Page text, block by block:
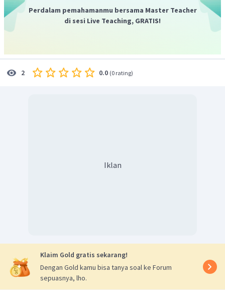
Jadi, jawaban yang tepat adalah pilihan E.
Perdalam pemahamanmu bersama Master Teacher
di sesi Live Teaching, GRATIS!
2 0.0 (0 rating)
Iklan
Klaim Gold gratis sekarang!
Dengan Gold kamu bisa tanya soal ke Forum
sepuasnya, lho.